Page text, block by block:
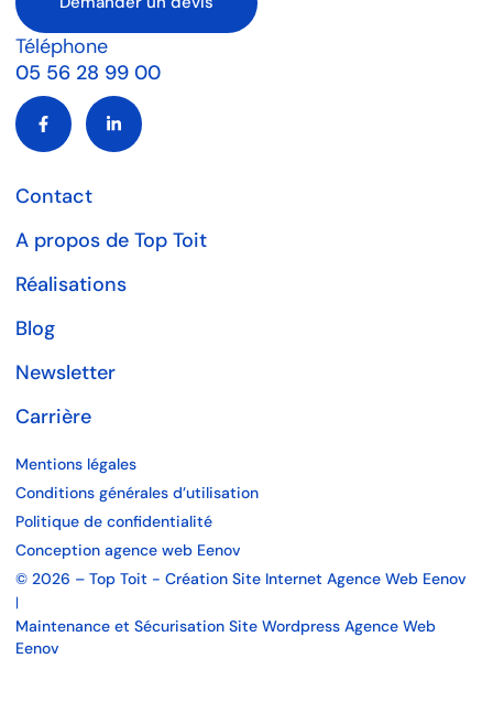
Téléphone
05 56 28 99 00
Contact
A propos de Top Toit
Réalisations
Blog
Newsletter
Carrière
Mentions légales
Conditions générales d’utilisation
Politique de confidentialité
Conception agence web Eenov
© 2026 – Top Toit - Création Site Internet Agence Web Eenov
|
Maintenance et Sécurisation Site Wordpress Agence Web
Eenov